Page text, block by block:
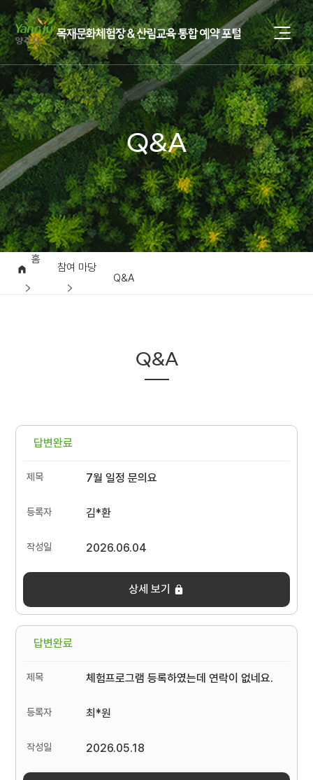
Q&A
홈
참여 마당
Q&A
Q&A
답변완료
7월 일정 문의요
김*환
2026.06.04
상세 보기
답변완료
체험프로그램 등록하였는데 연락이 없네요.
최*원
2026.05.18